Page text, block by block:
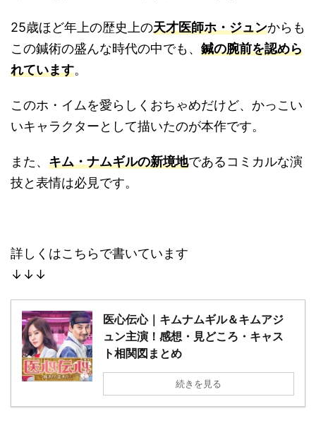
25歳ほど年上の歴史上の天才医師ホ・ジュンからも
この鍼術の盛んな時代の中でも、 鍼の腕前を認めら
れています。
このホ・イムを愛らしくおちゃめだけど、かっこい
いキャラクターとして描いたのが本作です。
また、 キム・ナムギルの新境地であるコミカルな演
技と表情は必見です。
詳しくはこちらで書いています
↓↓↓
医心伝心｜キムナムギル＆キムアジ
ュン主演！感想・見どころ・キャス
ト相関図まとめ
続きを見る